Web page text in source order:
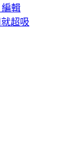
編輯
超吸